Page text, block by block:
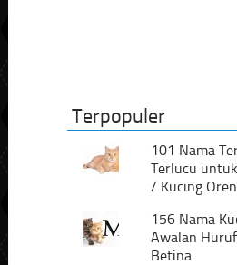
Terpopuler
101 Nama
Terlucu
/ Kucing Oren
156 Nama
Awalan
Betina